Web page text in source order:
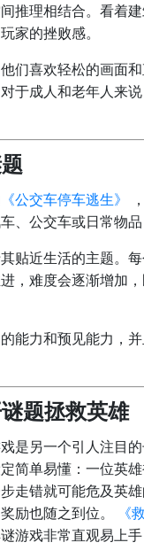
推理相结合。看着
家的挫败感。
们喜欢轻松的画面
于成人和老年人来
《公交车停车逃生》
、公交车或日常物
贴近生活的主题。
，难度会逐渐增加
能力和预见能力，
题拯救英雄
是另一个引人注目
简单易懂：一位英
走错就可能危及英
励也随之到位。
《
游戏非常直观易上